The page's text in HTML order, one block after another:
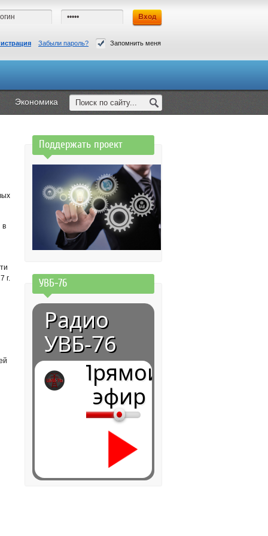
Забыли пароль? Запомнить меня
Экономика
в
г.
Поддержать проект
УВБ-76
Радио
УВБ-76
Прямой
эфир